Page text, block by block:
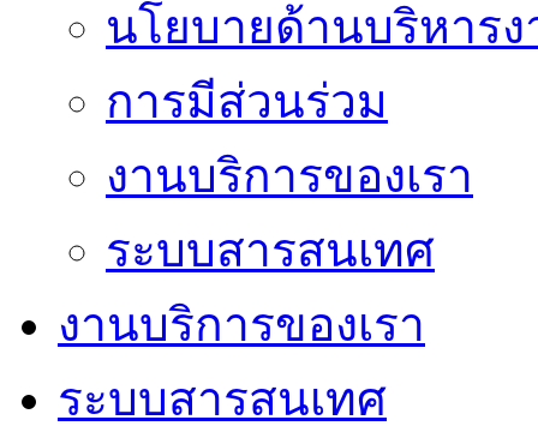
นโยบายด้านบริหาร
การมีส่วนร่วม
งานบริการของเรา
ระบบสารสนเทศ
งานบริการของเรา
ระบบสารสนเทศ